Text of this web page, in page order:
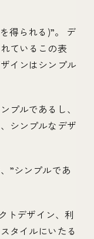
得られる)”。 デ
ているこの表
インはシンプル
プルであるし、
シンプルなデザ
”シンプルであ
トデザイン、利
タイルにいたる